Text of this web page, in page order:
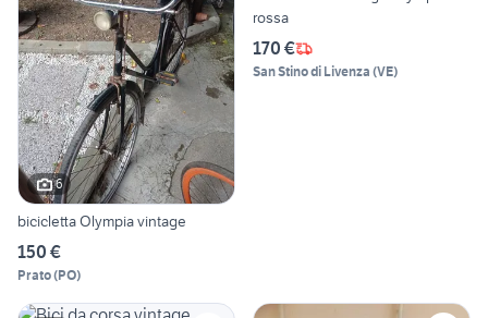
6
bicicletta Olympia vintage
150 €
Prato(PO)
rossa
170 €
San Stino di Livenza (VE)